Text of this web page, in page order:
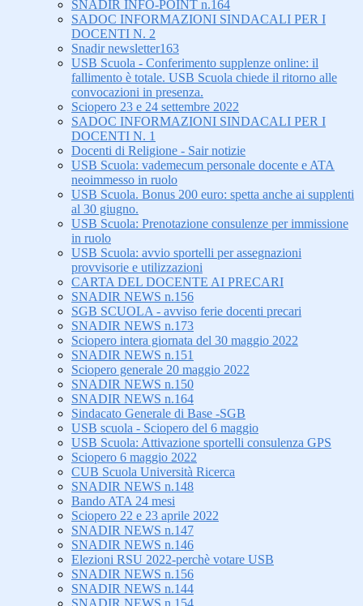
SNADIR INFO-POINT n.164
SADOC INFORMAZIONI SINDACALI PER I
DOCENTI N. 2
Snadir newsletter163
USB Scuola - Conferimento supplenze online: il
fallimento è totale. USB Scuola chiede il ritorno alle
convocazioni in presenza.
Sciopero 23 e 24 settembre 2022
SADOC INFORMAZIONI SINDACALI PER I
DOCENTI N. 1
Docenti di Religione - Sair notizie
USB Scuola: vademecum personale docente e ATA
neoimmesso in ruolo
USB Scuola. Bonus 200 euro: spetta anche ai supplenti
al 30 giugno.
USB Scuola: Prenotazione consulenze per immissione
in ruolo
USB Scuola: avvio sportelli per assegnazioni
provvisorie e utilizzazioni
CARTA DEL DOCENTE AI PRECARI
SNADIR NEWS n.156
SGB SCUOLA - avviso ferie docenti precari
SNADIR NEWS n.173
Sciopero intera giornata del 30 maggio 2022
SNADIR NEWS n.151
Sciopero generale 20 maggio 2022
SNADIR NEWS n.150
SNADIR NEWS n.164
Sindacato Generale di Base -SGB
USB scuola - Sciopero del 6 maggio
USB Scuola: Attivazione sportelli consulenza GPS
Sciopero 6 maggio 2022
CUB Scuola Università Ricerca
SNADIR NEWS n.148
Bando ATA 24 mesi
Sciopero 22 e 23 aprile 2022
SNADIR NEWS n.147
SNADIR NEWS n.146
Elezioni RSU 2022-perchè votare USB
SNADIR NEWS n.156
SNADIR NEWS n.144